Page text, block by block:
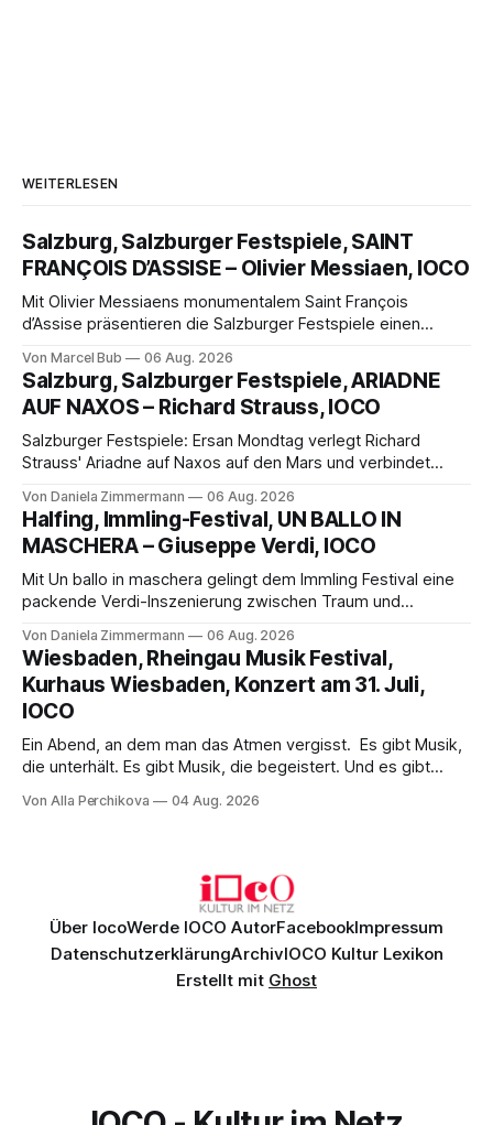
WEITERLESEN
Salzburg, Salzburger Festspiele, SAINT
FRANÇOIS D’ASSISE – Olivier Messiaen, IOCO
Mit Olivier Messiaens monumentalem Saint François
d’Assise präsentieren die Salzburger Festspiele einen
eine bildgewaltige Inszenierung, Maxime Pascal entfaltet
die komplexe Partitur eindrucksvoll, Philippe Sly berührt als
Franziskus.
Von Marcel Bub 06 Aug. 2026
Salzburg, Salzburger Festspiele, ARIADNE
AUF NAXOS – Richard Strauss, IOCO
Salzburger Festspiele: Ersan Mondtag verlegt Richard
Strauss' Ariadne auf Naxos auf den Mars und verbindet
Aufführung mit starken Solisten und den Wiener
Philharmonikern, szenisch bleibt der zweite Akt jedoch
hinter den Erwartungen zurück.
Von Daniela Zimmermann 06 Aug. 2026
Halfing, Immling-Festival, UN BALLO IN
MASCHERA – Giuseppe Verdi, IOCO
Mit Un ballo in maschera gelingt dem Immling Festival eine
packende Verdi-Inszenierung zwischen Traum und
psychologische Tiefe mit starken Bildern, getragen von
einem spielfreudigen Ensemble und einer musikalisch
überzeugenden Gesamtleistung.
Von Daniela Zimmermann 06 Aug. 2026
Wiesbaden, Rheingau Musik Festival,
Kurhaus Wiesbaden, Konzert am 31. Juli,
IOCO
Ein Abend, an dem man das Atmen vergisst. Es gibt Musik,
die unterhält. Es gibt Musik, die begeistert. Und es gibt
Genau so war der Abend im Kurhaus Wiesbaden, an dem
Von Alla Perchikova 04 Aug. 2026
Über IocoWerde IOCO AutorFacebookImpressum
DatenschutzerklärungArchivIOCO Kultur Lexikon
Erstellt mit Ghost